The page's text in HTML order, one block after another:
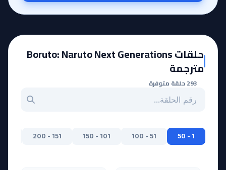
حلقات Boruto: Naruto Next Generations
مترجمة
293 حلقة متوفرة
بحث عن حلقة بالرقم
1 - 50
51 - 100
101 - 150
151 - 200